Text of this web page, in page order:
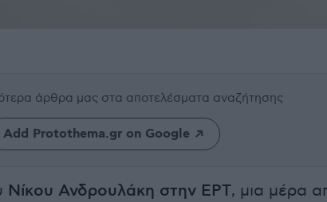
άρθρα μας στα αποτελέσματα αναζήτησης
Add Protothema.gr on Google
Νίκου Ανδρουλάκη στην ΕΡΤ, μια μέρα